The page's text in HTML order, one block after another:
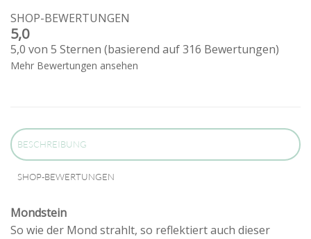
SHOP-BEWERTUNGEN
5,0
5,0 von 5 Sternen (basierend auf 316 Bewertungen)
Mehr Bewertungen ansehen
BESCHREIBUNG
SHOP-BEWERTUNGEN
Mondstein
So wie der Mond strahlt, so reflektiert auch dieser